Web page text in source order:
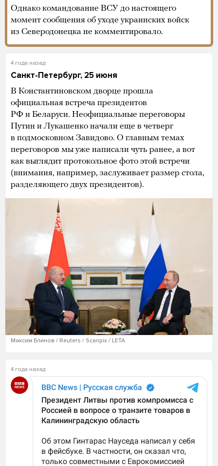
Однако командование ВСУ до настоящего
момент сообщения об уходе украинских войск
из Северодонецка не комментировало.
4 года назад
Санкт-Петербург, 25 июня
В Константиновском дворце прошла
официальная встреча президентов
РФ и Беларуси. Неофициальные переговоры
Путин и Лукашенко начали еще в четверг
в подмосковном Завидово. О главным темах
переговоров мы уже написали чуть ранее, а вот
как выглядит протокольное фото этой встречи
(внимания, например, заслуживает размер стола,
разделяющего двух президентов).
Максим Блинов / Reuters / Scanpix / LETA
4 года назад